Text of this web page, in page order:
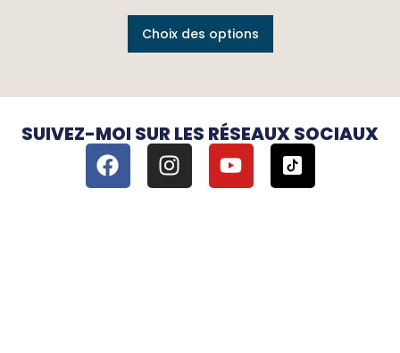
Choix des options
SUIVEZ-MOI SUR LES RÉSEAUX SOCIAUX